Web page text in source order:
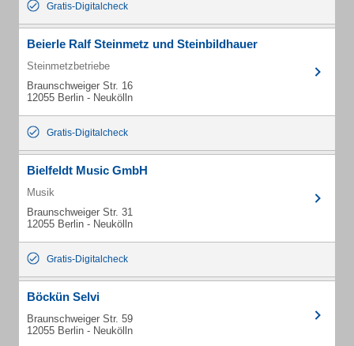
Gratis-Digitalcheck
Beierle Ralf Steinmetz und Steinbildhauer
Steinmetzbetriebe
Braunschweiger Str. 16
12055 Berlin - Neukölln
Gratis-Digitalcheck
Bielfeldt Music GmbH
Musik
Braunschweiger Str. 31
12055 Berlin - Neukölln
Gratis-Digitalcheck
Böckün Selvi
Braunschweiger Str. 59
12055 Berlin - Neukölln